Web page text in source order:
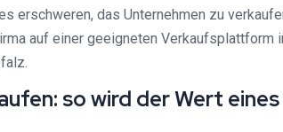
erschweren, das Unternehmen zu
auf einer geeigneten
so wird der Wert